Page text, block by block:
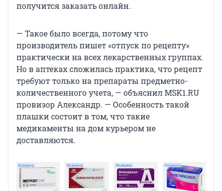
получится заказать онлайн.
— Такое было всегда, потому что
производитель пишет «отпуск по рецепту»
практически на всех лекарственных группах.
Но в аптеках сложилась практика, что рецепт
требуют только на препараты предметно-
количественного учета, — объяснил MSK1.RU
провизор Александр. — Особенность такой
плашки состоит в том, что такие
медикаменты на дом курьером не
доставляются.